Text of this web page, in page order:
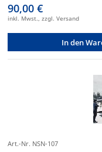
90,00 €
inkl. Mwst., zzgl. Versand
In den
Art.-Nr. NSN-107